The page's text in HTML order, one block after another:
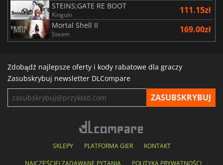
STEINS;GATE RE BOOT
Kinguin 111.15zł
Mortal Shell II
Steam 169.00zł
Zdobądź najlepsze oferty i kody rabatowe dla graczy
Zasubskrybuj newsletter DLCompare
SKLEPY PLATFORMA GIER KONTAKT
NAJCZĘŚCIEJ ZADAWANE PYTANIA POLITYKA PRYWATNOŚCI